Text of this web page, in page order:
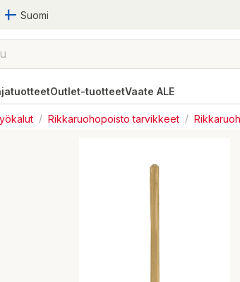
Suomi
Outlet-tuotteetVaate ALE
/ Rikkaruohopoisto tarvikkeet /